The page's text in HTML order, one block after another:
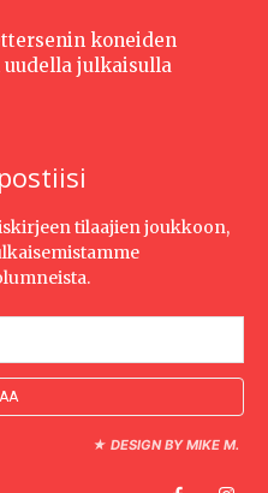
koneiden
uudella julkaisulla
tilaajien joukkoon,
★ DESIGN BY MIKE M.